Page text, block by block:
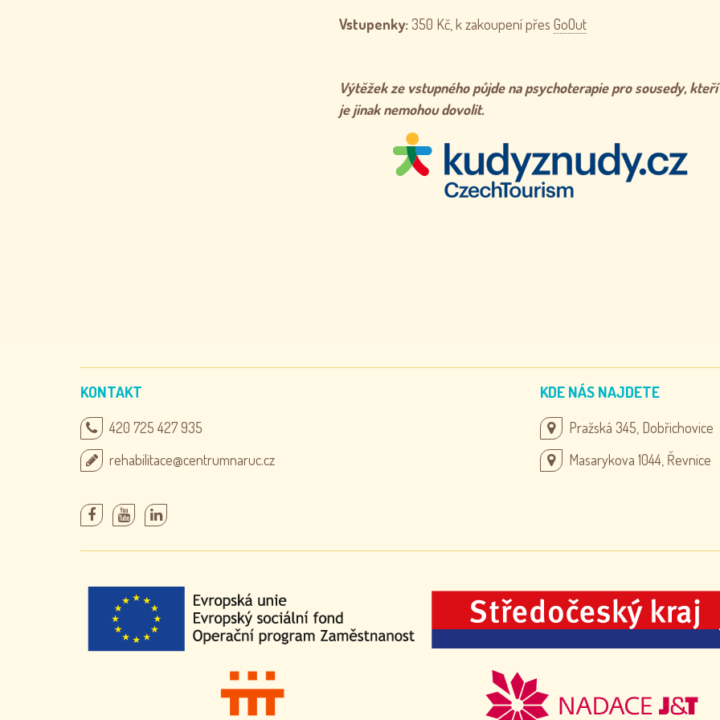
Vstupenky: 350 Kč, k zakoupení přes GoOut
Výtěžek ze vstupného půjde na psychoterapie pro sousedy,
je jinak nemohou dovolit.
KONTAKT
420 725 427 935
rehabilitace@centrumnaruc.cz
KDE NÁS NAJDETE
Pražská 345, Dobřichovice
Masarykova 1044, Řevnice